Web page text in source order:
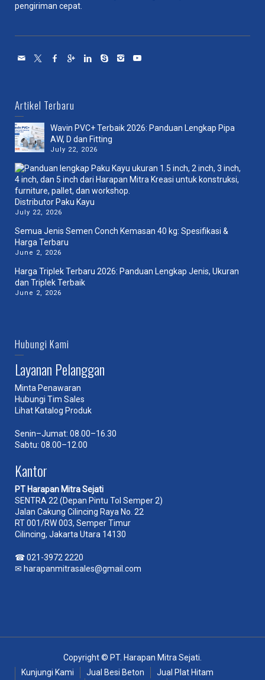
pengiriman cepat.
Artikel Terbaru
Wavin PVC+ Terbaik 2026: Panduan Lengkap Pipa
AW, D dan Fitting
July 22, 2026
Distributor Paku Kayu
July 22, 2026
Semua Jenis Semen Conch Kemasan 40 kg: Spesifikasi &
Harga Terbaru
June 2, 2026
Harga Triplek Terbaru 2026: Panduan Lengkap Jenis, Ukuran
dan Triplek Terbaik
June 2, 2026
Hubungi Kami
Layanan Pelanggan
Minta Penawaran
Hubungi Tim Sales
Lihat Katalog Produk
Senin–Jumat: 08.00–16.30
Sabtu: 08.00–12.00
Kantor
PT Harapan Mitra Sejati
SENTRA 22 (Depan Pintu Tol Semper 2)
Jalan Cakung Cilincing Raya No. 22
RT 001/RW 003, Semper Timur
Cilincing, Jakarta Utara 14130
☎021-3972 2220
✉ harapanmitrasales@gmail.com
Copyright © PT. Harapan Mitra Sejati.
Kunjungi Kami
Jual Besi Beton
Jual Plat Hitam